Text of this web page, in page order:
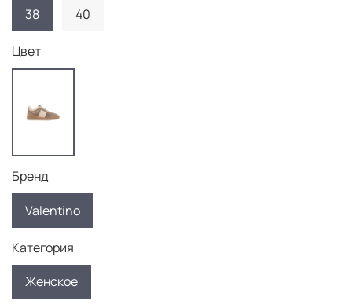
38
40
Цвет
Бренд
Valentino
Категория
Женское